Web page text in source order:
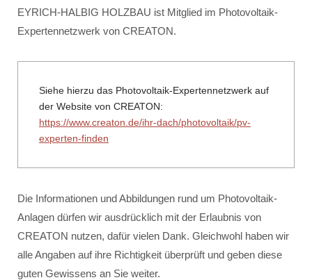
EYRICH-HALBIG HOLZBAU ist Mitglied im Photovoltaik-
Expertennetzwerk von CREATON.
Siehe hierzu das Photovoltaik-Expertennetzwerk auf
der Website von CREATON:
https://www.creaton.de/ihr-dach/photovoltaik/pv-
experten-finden
Die Informationen und Abbildungen rund um Photovoltaik-
Anlagen dürfen wir ausdrücklich mit der Erlaubnis von
CREATON nutzen, dafür vielen Dank. Gleichwohl haben wir
alle Angaben auf ihre Richtigkeit überprüft und geben diese
guten Gewissens an Sie weiter.